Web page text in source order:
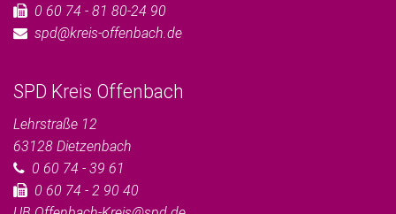
0 60 74 - 81 80-24 90
spd@kreis-offenbach.de
SPD Kreis Offenbach
Lehrstraße 12
63128 Dietzenbach
0 60 74 - 39 61
0 60 74 - 2 90 40